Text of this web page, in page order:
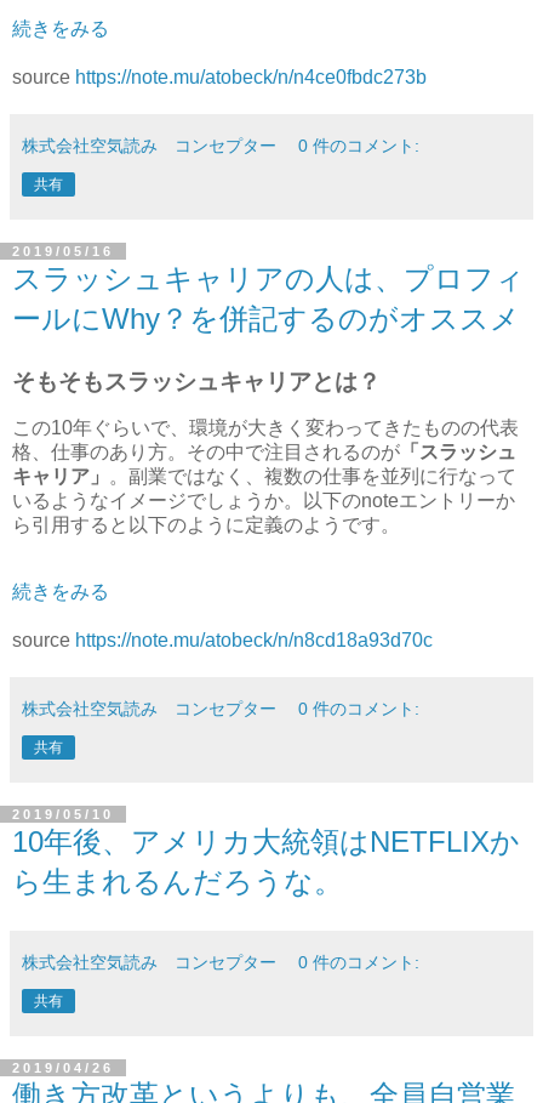
続きをみる
source https://note.mu/atobeck/n/n4ce0fbdc273b
株式会社空気読み コンセプター 0 件のコメント:
共有
2019/05/16
スラッシュキャリアの人は、プロフィ
ールにWhy？を併記するのがオススメ
そもそもスラッシュキャリアとは？
この10年ぐらいで、環境が大きく変わってきたものの代表
格、仕事のあり方。その中で注目されるのが 「スラッシュ
キャリア」
。副業ではなく、複数の仕事を並列に行なって
いるようなイメージでしょうか。以下のnoteエントリーか
ら引用すると以下のように定義のようです。
続きをみる
source https://note.mu/atobeck/n/n8cd18a93d70c
株式会社空気読み コンセプター 0 件のコメント:
共有
2019/05/10
10年後、アメリカ大統領はNETFLIXか
ら生まれるんだろうな。
株式会社空気読み コンセプター 0 件のコメント:
共有
2019/04/26
働き方改革というよりも、全員自営業